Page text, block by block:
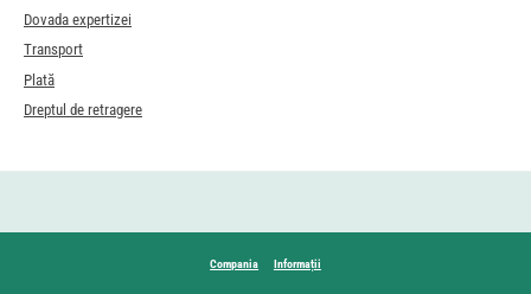
Dovada expertizei
Transport
Plată
Dreptul de retragere
Compania Informații